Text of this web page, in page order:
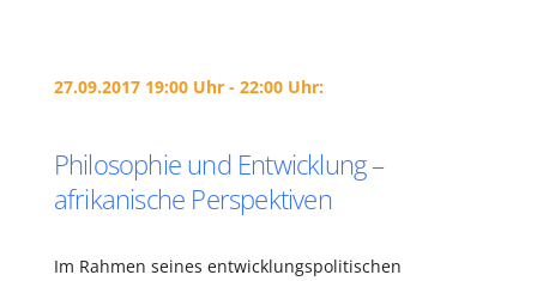
27.09.2017 19:00 Uhr - 22:00 Uhr:
Philosophie und Entwicklung –
afrikanische Perspektiven
Im Rahmen seines entwicklungspolitischen